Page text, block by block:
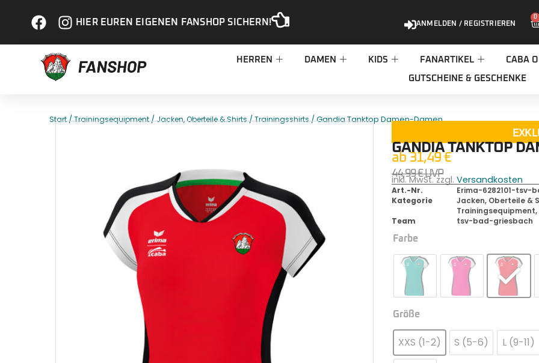
HIER EUREN EIGENEN FANSHOP SICHERN! ANMELDEN / REGISTRIEREN
0
HERREN DAMEN KIDS FANARTIKEL CABA
GUTSCHEINE & GESCHENKE
Start/Trainingsequipment/Jacken, Oberteile & Shirts/Trainingsshirts/ Gandia Tanktop Damen-Damen
GANDIA TANKTOP
ab 31,49€
44,99€UVP
inkl. MwSt. zzgl.Versandkosten
Art.-Nr.
Erima-6282101-tsv-
Kategorie
Jacken, Oberteile &
Trainingsequipment,
Team
tsv-bad-griesbach
Farbe
Größe
XXS (1-2) S (5-6) L (9-11)